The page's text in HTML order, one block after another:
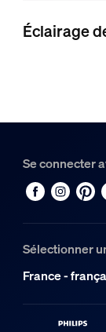
Éclairage
Se connecter
Sélectionner
France -